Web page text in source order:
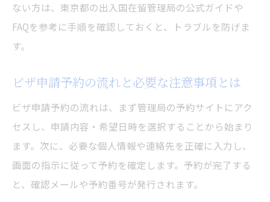
ない方は、東京都の出入国在留管理局の公式ガイドや
FAQを参考に手順を確認しておくと、トラブルを防げま
す。
ビザ申請予約の流れと必要な注意事項とは
ビザ申請予約の流れは、まず管理局の予約サイトにアク
セスし、申請内容・希望日時を選択することから始まり
ます。次に、必要な個人情報や連絡先を正確に入力し、
画面の指示に従って予約を確定します。予約が完了する
と、確認メールや予約番号が発行されます。